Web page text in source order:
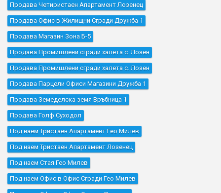
Продава Четиристаен Апартамент Лозенец
Продава Офис в Жилищни Сгради Дружба 1
Продава Магазин Зона Б-5
Продава Промишлени сгради халета с. Лозен
Продава Промишлени сгради халета с. Лозен
Продава Парцели Офиси Магазини Дружба 1
Продава Земеделска земя Връбница 1
Продава Голф Суходол
Под наем Тристаен Апартамент Гео Милев
Под наем Тристаен Апартамент Лозенец
Под наем Стая Гео Милев
Под наем Офис в Офис Сгради Гео Милев